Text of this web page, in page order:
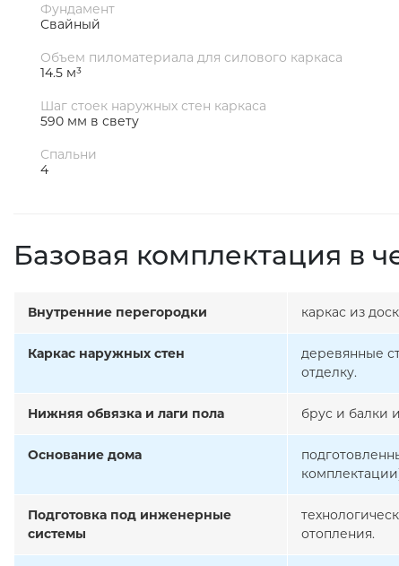
Фундамент
Свайный
Объем пиломатериала для силового каркаса
14.5 м³
Шаг стоек наружных стен каркаса
590 мм в свету
Спальни
4
Базовая комплектация в
Внутренние перегородки каркас из
Каркас наружных стен
деревянные
отделку.
Нижняя обвязка и лаги пола брус и балки
Основание дома
Подготовка под инженерные
системы
отопления.